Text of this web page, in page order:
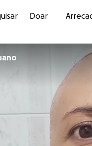
Doar